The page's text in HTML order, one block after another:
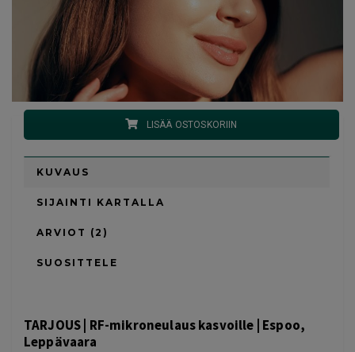
LISÄÄ OSTOSKORIIN
KUVAUS
SIJAINTI KARTALLA
ARVIOT (2)
SUOSITTELE
TARJOUS | RF-mikroneulaus kasvoille | Espoo,
Leppävaara